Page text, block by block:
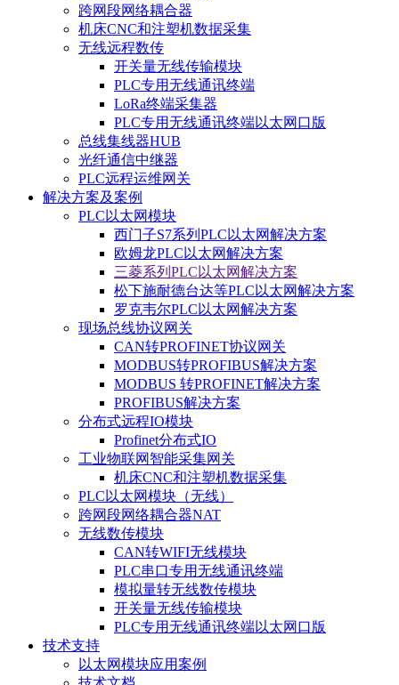
跨网段网络耦合器
机床CNC和注塑机数据采集
无线远程数传
开关量无线传输模块
PLC专用无线通讯终端
LoRa终端采集器
PLC专用无线通讯终端以太网口版
总线集线器HUB
光纤通信中继器
PLC远程运维网关
解决方案及案例
PLC以太网模块
西门子S7系列PLC以太网解决方案
欧姆龙PLC以太网解决方案
三菱系列PLC以太网解决方案
松下施耐德台达等PLC以太网解决方案
罗克韦尔PLC以太网解决方案
现场总线协议网关
CAN转PROFINET协议网关
MODBUS转PROFIBUS解决方案
MODBUS 转PROFINET解决方案
PROFIBUS解决方案
分布式远程IO模块
Profinet分布式IO
工业物联网智能采集网关
机床CNC和注塑机数据采集
PLC以太网模块（无线）
跨网段网络耦合器NAT
无线数传模块
CAN转WIFI无线模块
PLC串口专用无线通讯终端
模拟量转无线数传模块
开关量无线传输模块
PLC专用无线通讯终端以太网口版
技术支持
以太网模块应用案例